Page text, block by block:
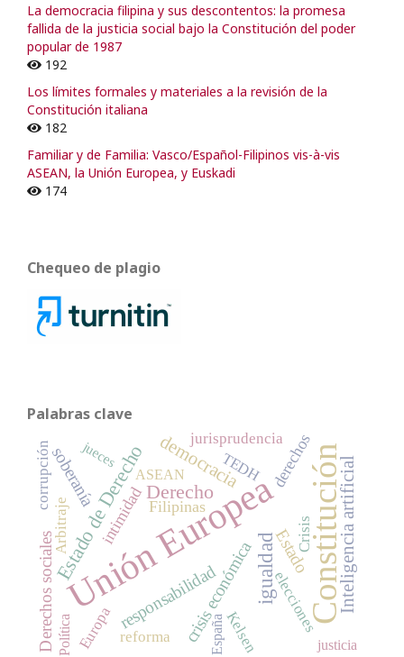
La democracia filipina y sus descontentos: la promesa
fallida de la justicia social bajo la Constitución del poder
popular de 1987
192
Los límites formales y materiales a la revisión de la
Constitución italiana
182
Familiar y de Familia: Vasco/Español-Filipinos vis-à-vis
ASEAN, la Unión Europea, y Euskadi
174
Chequeo de plagio
Palabras clave
Unión EuropeaConstitución
igualdad
Estado de DerechoDerecho
democracia Inteligencia artificial
crisis económica
Derechos sociales Estado
soberanía
responsabilidad
intimidad Filipinas
derechos
Crisis
jurisprudencia
reforma
TEDH
elecciones
Europa
Arbitraje
corrupción
Kelsen
Política
ASEAN
España
jueces
justicia